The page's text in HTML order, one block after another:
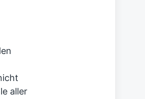
aller